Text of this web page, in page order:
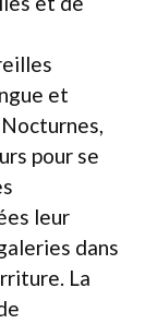
et
pour se
leur
dans
La